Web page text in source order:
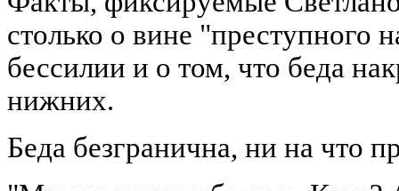
столько о вине "преступного
бессилии и о том, что беда
нижних.
Беда безгранична, ни на что